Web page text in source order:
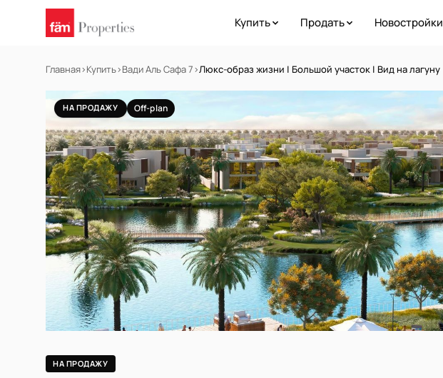
Купить Продать Новостройки
Главная›Купить›Вади Аль Сафа 7›Люкс-образ жизни | Большой участок | Вид на лагуну
НА ПРОДАЖУ Off-plan
НА ПРОДАЖУ